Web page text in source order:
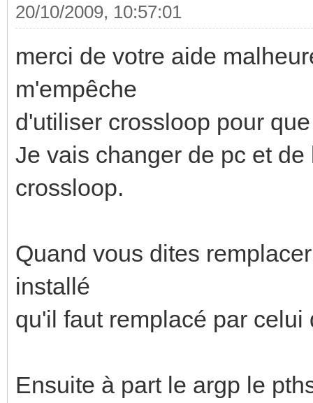
20/10/2009, 10:57:01
merci de votre aide
m'empêche
d'utiliser crossloop pour
Je vais changer de pc et
crossloop.
Quand vous dites
installé
qu'il faut remplacé par celui
Ensuite à part le argp le